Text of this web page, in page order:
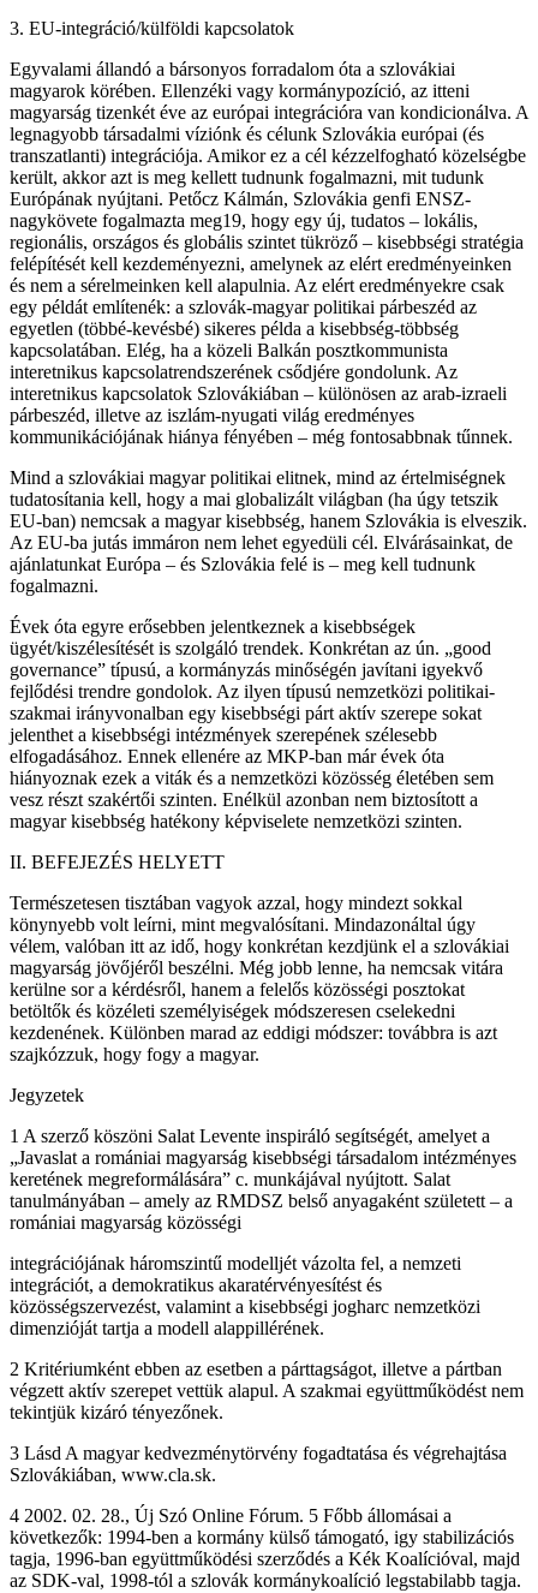
3. EU-integráció/külföldi kapcsolatok
Egyvalami állandó a bársonyos forradalom óta a szlovákiai
magyarok körében. Ellenzéki vagy kormánypozíció, az itteni
magyarság tizenkét éve az európai integrációra van kondicionálva. A
legnagyobb társadalmi víziónk és célunk Szlovákia európai (és
transzatlanti) integrációja. Amikor ez a cél kézzelfogható közelségbe
került, akkor azt is meg kellett tudnunk fogalmazni, mit tudunk
Európának nyújtani. Petőcz Kálmán, Szlovákia genfi ENSZ-
nagykövete fogalmazta meg19, hogy egy új, tudatos – lokális,
regionális, országos és globális szintet tükröző – kisebbségi stratégia
felépítését kell kezdeményezni, amelynek az elért eredményeinken
és nem a sérelmeinken kell alapulnia. Az elért eredményekre csak
egy példát említenék: a szlovák-magyar politikai párbeszéd az
egyetlen (többé-kevésbé) sikeres példa a kisebbség-többség
kapcsolatában. Elég, ha a közeli Balkán posztkommunista
interetnikus kapcsolatrendszerének csődjére gondolunk. Az
interetnikus kapcsolatok Szlovákiában – különösen az arab-izraeli
párbeszéd, illetve az iszlám-nyugati világ eredményes
kommunikációjának hiánya fényében – még fontosabbnak tűnnek.
Mind a szlovákiai magyar politikai elitnek, mind az értelmiségnek
tudatosítania kell, hogy a mai globalizált világban (ha úgy tetszik
EU-ban) nemcsak a magyar kisebbség, hanem Szlovákia is elveszik.
Az EU-ba jutás immáron nem lehet egyedüli cél. Elvárásainkat, de
ajánlatunkat Európa – és Szlovákia felé is – meg kell tudnunk
fogalmazni.
Évek óta egyre erősebben jelentkeznek a kisebbségek
ügyét/kiszélesítését is szolgáló trendek. Konkrétan az ún. „good
governance” típusú, a kormányzás minőségén javítani igyekvő
fejlődési trendre gondolok. Az ilyen típusú nemzetközi politikai-
szakmai irányvonalban egy kisebbségi párt aktív szerepe sokat
jelenthet a kisebbségi intézmények szerepének szélesebb
elfogadásához. Ennek ellenére az MKP-ban már évek óta
hiányoznak ezek a viták és a nemzetközi közösség életében sem
vesz részt szakértői szinten. Enélkül azonban nem biztosított a
magyar kisebbség hatékony képviselete nemzetközi szinten.
II. BEFEJEZÉS HELYETT
Természetesen tisztában vagyok azzal, hogy mindezt sokkal
könynyebb volt leírni, mint megvalósítani. Mindazonáltal úgy
vélem, valóban itt az idő, hogy konkrétan kezdjünk el a szlovákiai
magyarság jövőjéről beszélni. Még jobb lenne, ha nemcsak vitára
kerülne sor a kérdésről, hanem a felelős közösségi posztokat
betöltők és közéleti személyiségek módszeresen cselekedni
kezdenének. Különben marad az eddigi módszer: továbbra is azt
szajkózzuk, hogy fogy a magyar.
Jegyzetek
1 A szerző köszöni Salat Levente inspiráló segítségét, amelyet a
„Javaslat a romániai magyarság kisebbségi társadalom intézményes
keretének megreformálására” c. munkájával nyújtott. Salat
tanulmányában – amely az RMDSZ belső anyagaként született – a
romániai magyarság közösségi
integrációjának háromszintű modelljét vázolta fel, a nemzeti
integrációt, a demokratikus akaratérvényesítést és
közösségszervezést, valamint a kisebbségi jogharc nemzetközi
dimenzióját tartja a modell alappillérének.
2 Kritériumként ebben az esetben a párttagságot, illetve a pártban
végzett aktív szerepet vettük alapul. A szakmai együttműködést nem
tekintjük kizáró tényezőnek.
3 Lásd A magyar kedvezménytörvény fogadtatása és végrehajtása
Szlovákiában, www.cla.sk.
4 2002. 02. 28., Új Szó Online Fórum. 5 Főbb állomásai a
következők: 1994-ben a kormány külső támogató, igy stabilizációs
tagja, 1996-ban együttműködési szerződés a Kék Koalícióval, majd
az SDK-val, 1998-tól a szlovák kormánykoalíció legstabilabb tagja.